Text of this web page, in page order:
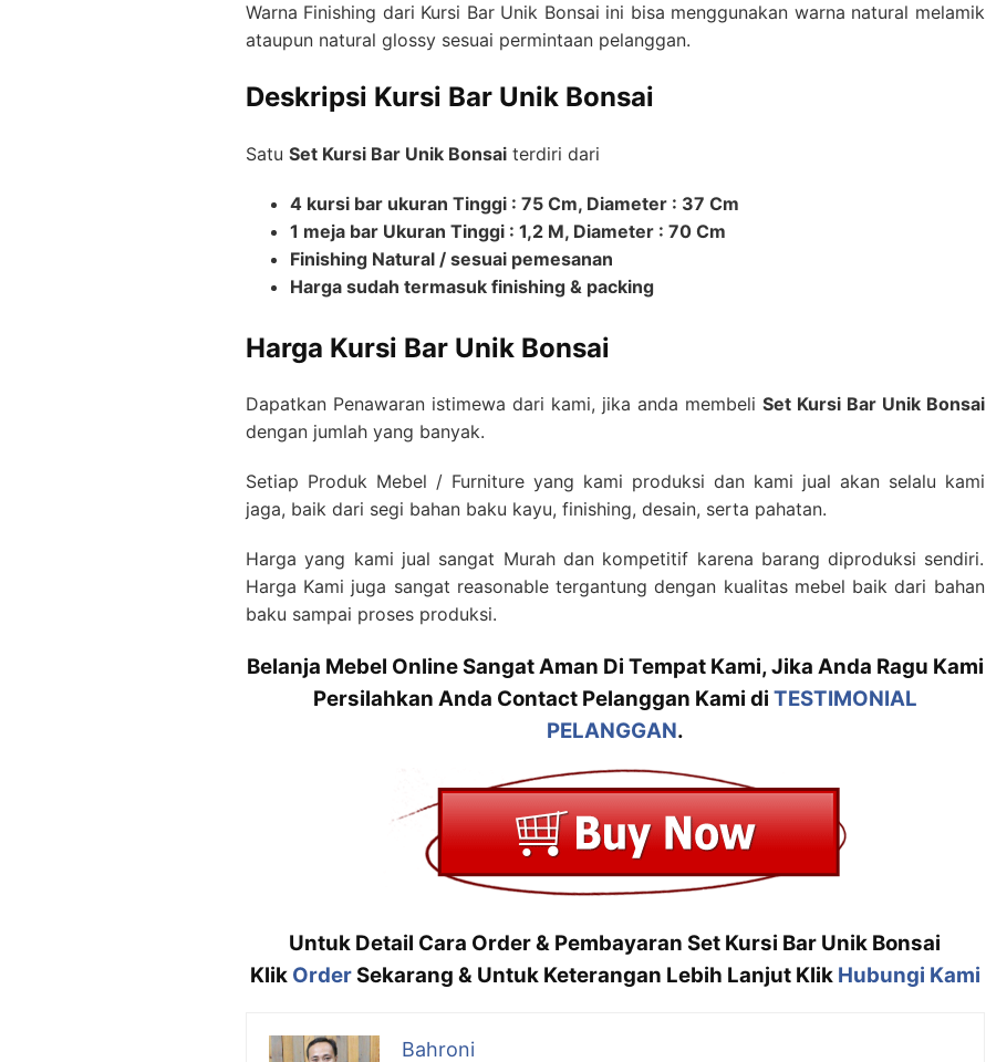
Warna Finishing dari Kursi Bar Unik Bonsai ini bisa menggunakan warna natural melamik
ataupun natural glossy sesuai permintaan pelanggan.
Deskripsi Kursi Bar Unik Bonsai
Satu Set Kursi Bar Unik Bonsai terdiri dari
4 kursi bar ukuran Tinggi : 75 Cm, Diameter : 37 Cm
1 meja bar Ukuran Tinggi : 1,2 M, Diameter : 70 Cm
Finishing Natural / sesuai pemesanan
Harga sudah termasuk finishing & packing
Harga Kursi Bar Unik Bonsai
Dapatkan Penawaran istimewa dari kami, jika anda membeli Set Kursi Bar Unik Bonsai
dengan jumlah yang banyak.
Setiap Produk Mebel / Furniture yang kami produksi dan kami jual akan selalu kami
jaga, baik dari segi bahan baku kayu, finishing, desain, serta pahatan.
Harga yang kami jual sangat Murah dan kompetitif karena barang diproduksi sendiri.
Harga Kami juga sangat reasonable tergantung dengan kualitas mebel baik dari bahan
baku sampai proses produksi.
Belanja Mebel Online Sangat Aman Di Tempat Kami, Jika Anda Ragu Kami
Persilahkan Anda Contact Pelanggan Kami di TESTIMONIAL
PELANGGAN.
Untuk Detail Cara Order & Pembayaran Set Kursi Bar Unik Bonsai
Klik OrderSekarang & Untuk Keterangan Lebih Lanjut Klik Hubungi Kami
Bahroni